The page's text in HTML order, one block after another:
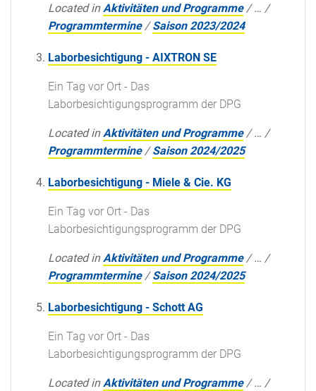
Located in Aktivitäten und Programme /… /
Programmtermine /Saison 2023/2024
Laborbesichtigung - AIXTRON SE
Ein Tag vor Ort - Das
Laborbesichtigungsprogramm der DPG
Located in Aktivitäten und Programme /… /
Programmtermine /Saison 2024/2025
Laborbesichtigung - Miele & Cie. KG
Ein Tag vor Ort - Das
Laborbesichtigungsprogramm der DPG
Located in Aktivitäten und Programme /… /
Programmtermine /Saison 2024/2025
Laborbesichtigung - Schott AG
Ein Tag vor Ort - Das
Laborbesichtigungsprogramm der DPG
Located in Aktivitäten und Programme /… /